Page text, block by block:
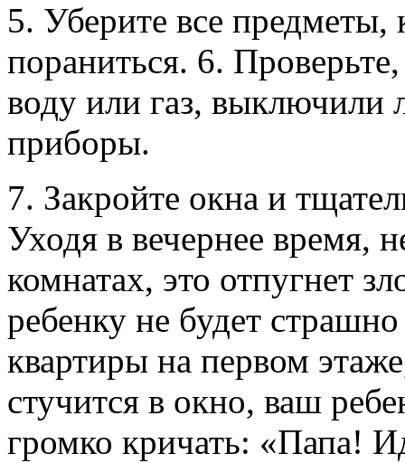
5. Уберите все
пораниться. 6.
воду или газ, выключили
приборы.
7. Закройте окна и
Уходя в вечернее время,
комнатах, это отпугнет
ребенку не будет
квартиры на первом
стучится в окно, ваш
громко кричать: «Папа!